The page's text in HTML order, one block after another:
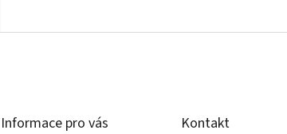
Informace pro vás Kontakt